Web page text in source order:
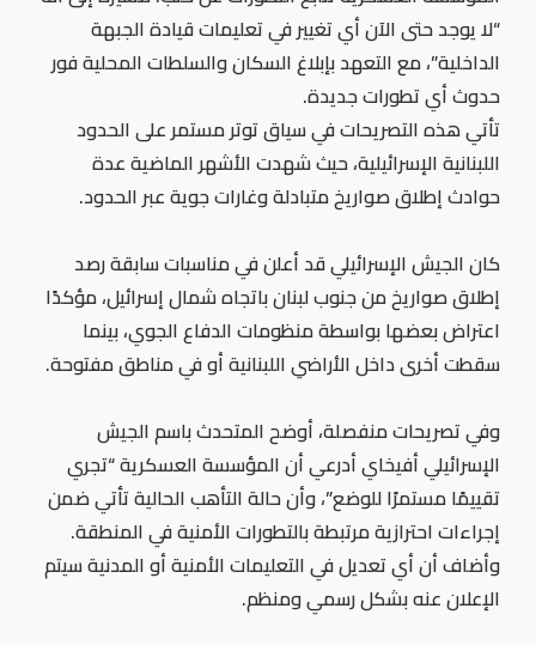
“لا يوجد حتى الآن أي تغيير في تعليمات قيادة الجبهة
الداخلية”، مع التعهد بإبلاغ السكان والسلطات المحلية فور
حدوث أي تطورات جديدة.
تأتي هذه التصريحات في سياق توتر مستمر على الحدود
اللبنانية الإسرائيلية، حيث شهدت الأشهر الماضية عدة
حوادث إطلاق صواريخ متبادلة وغارات جوية عبر الحدود.
كان الجيش الإسرائيلي قد أعلن في مناسبات سابقة رصد
إطلاق صواريخ من جنوب لبنان باتجاه شمال إسرائيل، مؤكدًا
اعتراض بعضها بواسطة منظومات الدفاع الجوي، بينما
سقطت أخرى داخل الأراضي اللبنانية أو في مناطق مفتوحة.
وفي تصريحات منفصلة، أوضح المتحدث باسم الجيش
الإسرائيلي أفيخاي أدرعي أن المؤسسة العسكرية “تجري
تقييمًا مستمرًا للوضع”، وأن حالة التأهب الحالية تأتي ضمن
إجراءات احترازية مرتبطة بالتطورات الأمنية في المنطقة.
وأضاف أن أي تعديل في التعليمات الأمنية أو المدنية سيتم
الإعلان عنه بشكل رسمي ومنظم.